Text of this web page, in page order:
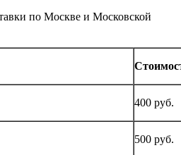
по Москве и Московской
400 руб.
500 руб.